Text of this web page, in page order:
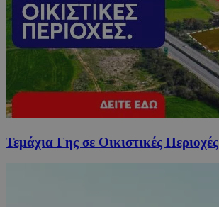
Τεμάχια Γης σε Οικιστικές Περιοχές